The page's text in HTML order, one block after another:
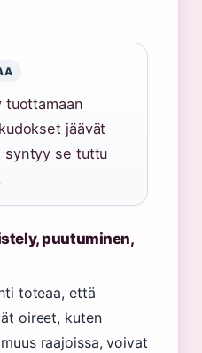
tuottamaan
jäävät
syntyy se tuttu
puutuminen,
toteaa, että
oireet, kuten
raajoissa, voivat